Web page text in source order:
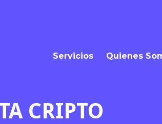
Servicios Quienes
CRIPTO